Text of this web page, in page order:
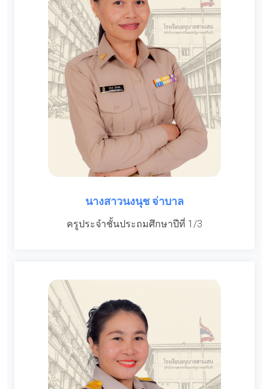
นางสาวนงนุช จ่าบาล
ครูประจำชั้นประถมศึกษาปีที่ 1/3